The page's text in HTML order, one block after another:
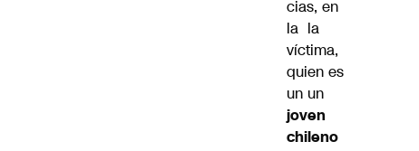
cias, en
la la
víctima,
quien es
un un
joven
chileno